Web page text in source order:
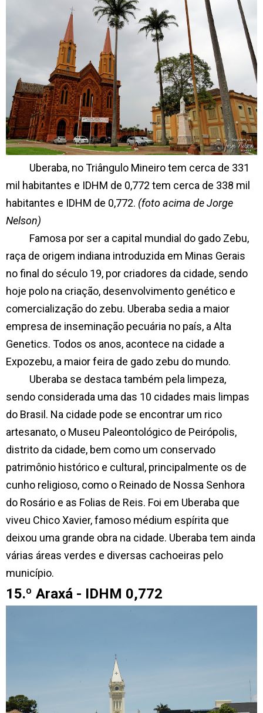
Uberaba, no Triângulo Mineiro tem cerca de 331
mil habitantes e IDHM de 0,772 tem cerca de 338 mil
habitantes e IDHM de 0,772. (foto acima de Jorge
Nelson)
Famosa por ser a capital mundial do gado Zebu,
raça de origem indiana introduzida em Minas Gerais
no final do século 19, por criadores da cidade, sendo
hoje polo na criação, desenvolvimento genético e
comercialização do zebu. Uberaba sedia a maior
empresa de inseminação pecuária no país, a Alta
Genetics. Todos os anos, acontece na cidade a
Expozebu, a maior feira de gado zebu do mundo.
Uberaba se destaca também pela limpeza,
sendo considerada uma das 10 cidades mais limpas
do Brasil. Na cidade pode se encontrar um rico
artesanato, o Museu Paleontológico de Peirópolis,
distrito da cidade, bem como um conservado
patrimônio histórico e cultural, principalmente os de
cunho religioso, como o Reinado de Nossa Senhora
do Rosário e as Folias de Reis. Foi em Uberaba que
viveu Chico Xavier, famoso médium espírita que
deixou uma grande obra na cidade. Uberaba tem ainda
várias áreas verdes e diversas cachoeiras pelo
município.
15.º Araxá - IDHM 0,772